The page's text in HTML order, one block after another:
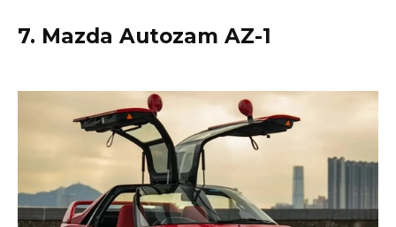
7. Mazda Autozam AZ-1